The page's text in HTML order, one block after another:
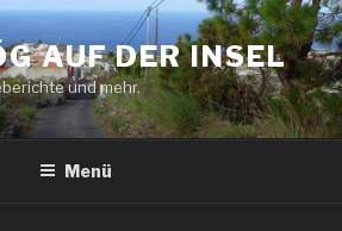
AUF DER INSEL
und mehr.
Menü